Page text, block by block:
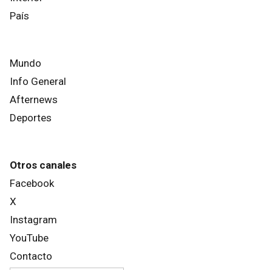
País
Mundo
Info General
Afternews
Deportes
Otros canales
Facebook
X
Instagram
YouTube
Contacto